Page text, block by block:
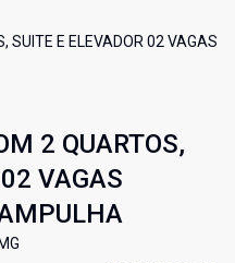
SUITE E ELEVADOR 02 VAGAS
2 QUARTOS,
VAGAS